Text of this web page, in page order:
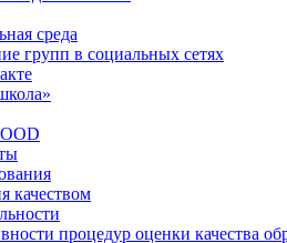
среда
групп в социальных сетях
качеством
процедур оценки качества